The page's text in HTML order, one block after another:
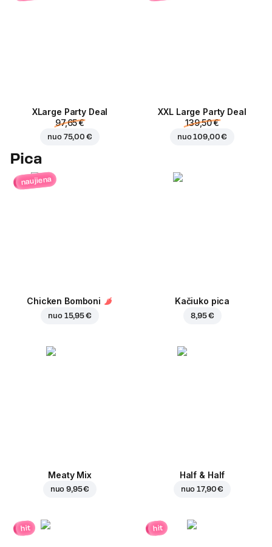
ХLarge Party Deal
97,65 €
nuo 75,00 €
XXL Large Party Deal
139,50 €
nuo109,00 €
Pica
naujiena
Chicken Bomboni
nuo 15,95 €
Kačiuko pica
8,95 €
Meaty Mix
nuo9,95 €
Half & Half
nuo17,90 €
hit hit